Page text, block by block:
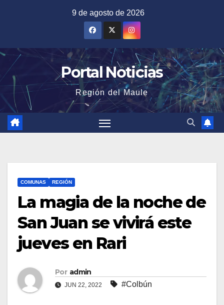
9 de agosto de 2026
Portal Noticias
Región del Maule
COMUNAS REGIÓN
La magia de la noche de
San Juan se vivirá este
jueves en Rari
Por admin
JUN 22, 2022 #Colbún